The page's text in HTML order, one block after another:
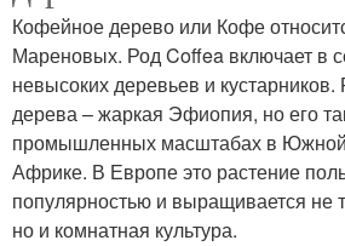
Кофейное дерево или Кофе
Мареновых. Род Coffea включает в
невысоких деревьев и
дерева – жаркая Эфиопия, но его
промышленных масштабах в
Африке. В Европе это растение
популярностью и выращивается не
но и комнатная культура.